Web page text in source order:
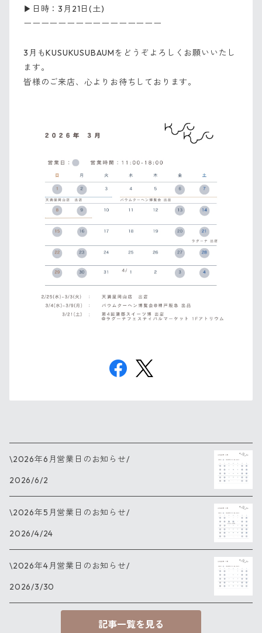
▶︎日時：3月21日(土)
ーーーーーーーーーーーーーーーー
3月もKUSUKUSUBAUMをどうぞよろしくお願いいたし
ます。
皆様のご来店、心よりお待ちしております。
\2026年6月営業日のお知らせ/
2026/6/2
\2026年5月営業日のお知らせ/
2026/4/24
\2026年4月営業日のお知らせ/
2026/3/30
記事一覧を見る